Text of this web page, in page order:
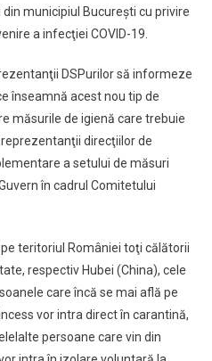
Cerut
DSP-
Să
Informeze
Populaţia
Despre
Ce
Înseamnă
municipiul Bucureşti cu privire
a infecţiei COVID-19.
DSPurilor să informeze
înseamnă acest nou tip de
măsurile de igienă care trebuie
direcţiilor de
a setului de măsuri
în cadrul Comitetului
teritoriul României toţi călătorii
respectiv Hubei (China), cele
care încă se mai află pe
vor intra direct în carantină,
persoane care vin din